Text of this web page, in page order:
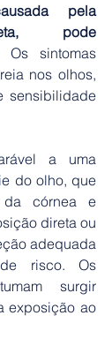
pela
pode
Os sintomas
nos olhos,
sensibilidade
a uma
do olho, que
da córnea e
direta ou
adequada
risco. Os
surgir
exposição ao